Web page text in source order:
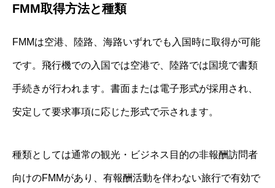
FMM取得方法と種類
FMMは空港、陸路、海路いずれでも入国時に取得が可能
です。飛行機での入国では空港で、陸路では国境で書類
手続きが行われます。書面または電子形式が採用され、
安定して要求事項に応じた形式で示されます。
種類としては通常の観光・ビジネス目的の非報酬訪問者
向けのFMMがあり、有報酬活動を伴わない旅行で有効で